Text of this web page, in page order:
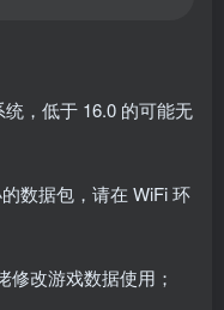
，低于 16.0 的可能无
数据包，请在 WiFi 环
改游戏数据使用；